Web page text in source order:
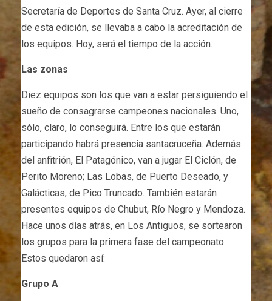
Secretaría de Deportes de Santa Cruz. Ayer, al cierre
de esta edición, se llevaba a cabo la acreditación de
los equipos. Hoy, será el tiempo de la acción.
Las zonas
Diez equipos son los que van a estar persiguiendo el
sueño de consagrarse campeones nacionales. Uno,
sólo, claro, lo conseguirá. Entre los que estarán
participando habrá presencia santacruceña. Además
del anfitrión, El Patagónico, van a jugar El Ciclón, de
Perito Moreno; Las Lobas, de Puerto Deseado, y
Galácticas, de Pico Truncado. También estarán
presentes equipos de Chubut, Río Negro y Mendoza.
Hace unos días atrás, en Los Antiguos, se sortearon
los grupos para la primera fase del campeonato.
Estos quedaron así:
Grupo A